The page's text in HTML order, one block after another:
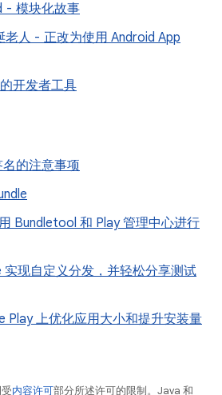
- 模块化故事
老人 - 正改为使用 Android App
开发者工具
的注意事项
Bundletool 和 Play 管理中心进行
实现自定义分发，并轻松分享测试
Play 上优化应用大小和提升安装量
内容许可部分所述许可的限制。Java 和